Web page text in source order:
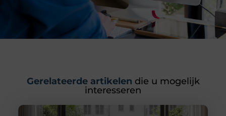
Gerelateerde artikelen die u mogelijk
interesseren